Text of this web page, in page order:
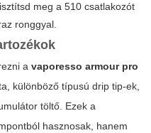
meg a 510 csatlakozót
ronggyal.
a vaporesso armour pro
különböző típusú drip tip-ek,
töltő. Ezek a
hasznosak, hanem